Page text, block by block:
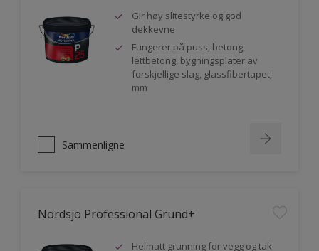
Gir høy slitestyrke og god
dekkevne
Fungerer på puss, betong,
lettbetong, bygningsplater av
forskjellige slag, glassfibertapet,
mm
Sammenligne
Nordsjö Professional Grund+
Helmatt grunning for vegg og tak